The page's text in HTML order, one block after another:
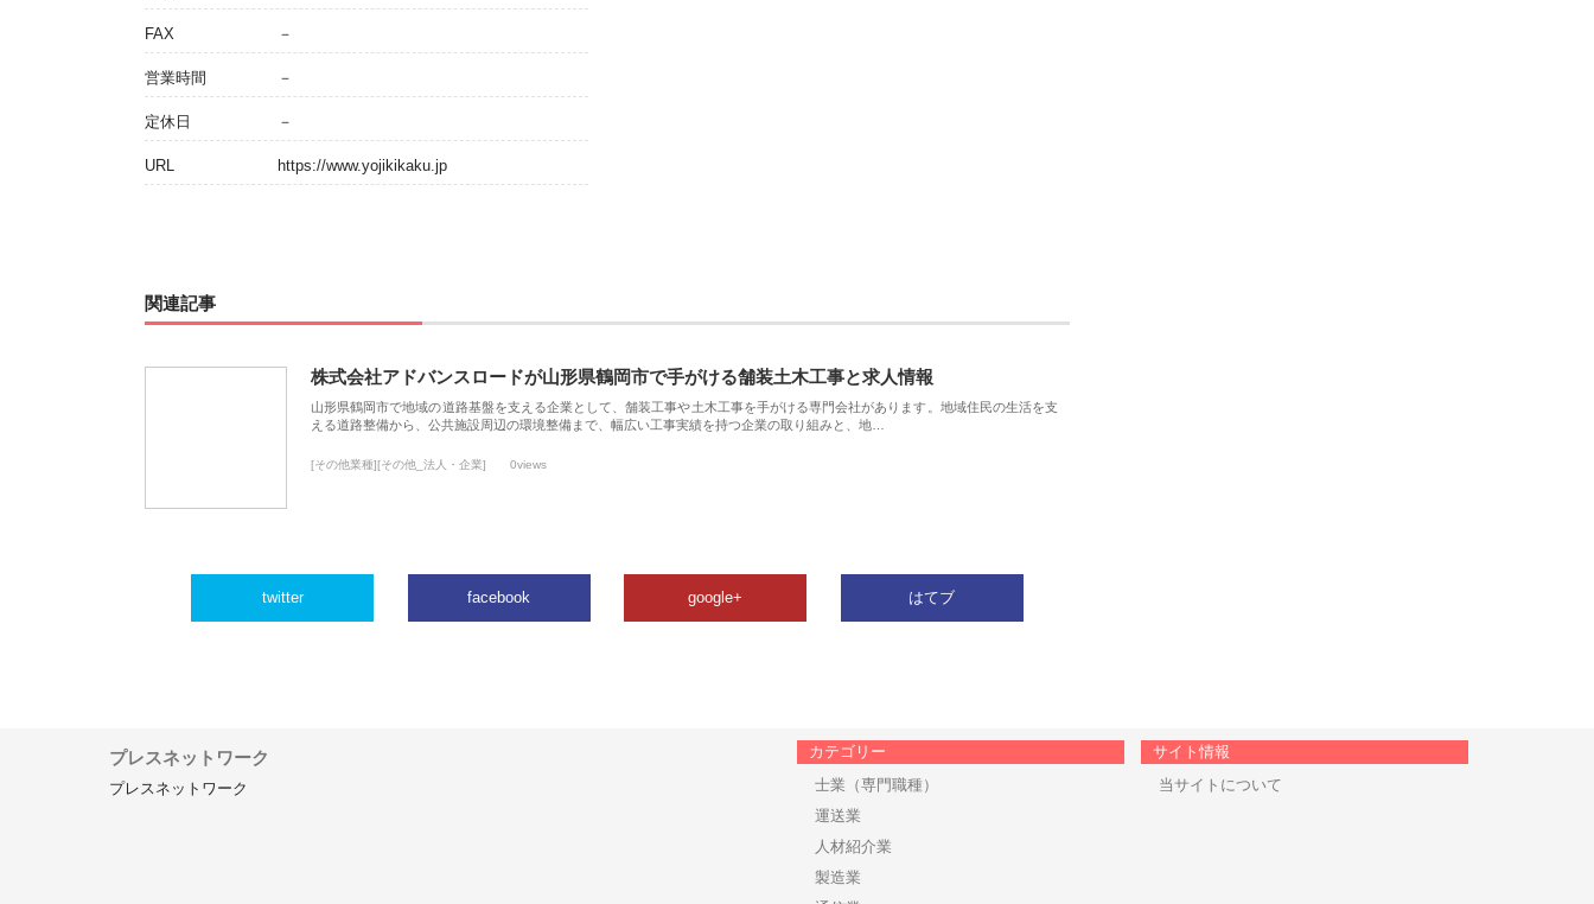
FAX －
営業時間 －
定休日 －
URL https://www.yojikikaku.jp
関連記事
株式会社アドバンスロードが山形県鶴岡市で手がける舗装土木工事と求人情報
山形県鶴岡市で地域の道路基盤を支える企業として、舗装工事や土木工事を手がける専門会社があります。地域住民の生活を支
える道路整備から、公共施設周辺の環境整備まで、幅広い工事実績を持つ企業の取り組みと、地…
[その他業種][その他_法人・企業] 0views
twitter facebook google+ はてブ
プレスネットワーク
プレスネットワーク
カテゴリー
士業（専門職種）
運送業
人材紹介業
製造業
サイト情報
当サイトについて